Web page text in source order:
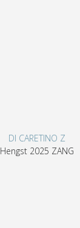
DI CARETINO Z
Hengst 2025 ZANG